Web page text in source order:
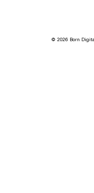
© 2026 Born